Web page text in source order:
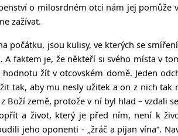
o milosrdném otci nám jej pomůže
zažívat.
počátku, jsou kulisy, ve kterých se
faktem je, že někteří si svého místa v
žít v otcovském domě. Jeden
tak, aby mu nesly užitek a on z nich
Boží země, protože v ní byl hlad – vzdali
a život, který je před ním, není k
jeho oponenti - „žráč a pijan vína“.